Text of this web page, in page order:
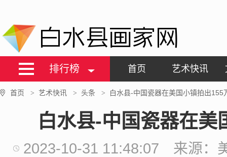
白水县画家网
排行榜 首页 艺术快讯
首页 > 艺术快讯 > 头条 > 白水县-中国瓷器在美国小镇拍出155
白水县-中国瓷器在美
2023-10-31 11:48:07 来源：